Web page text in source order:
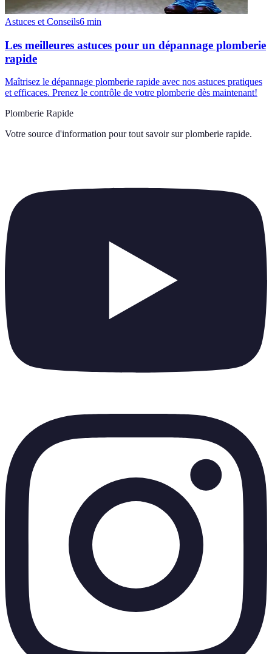
Astuces et Conseils6 min
Les meilleures astuces pour un dépannage plomberie
rapide
Maîtrisez le dépannage plomberie rapide avec nos astuces pratiques
et efficaces. Prenez le contrôle de votre plomberie dès maintenant!
Plomberie Rapide
Votre source d'information pour tout savoir sur plomberie rapide.